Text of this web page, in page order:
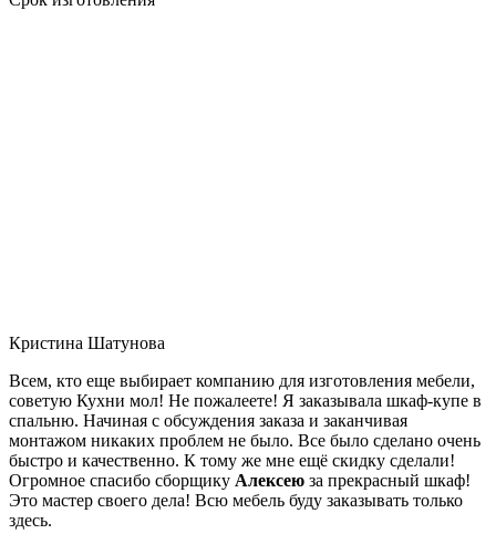
Кристина Шатунова
Всем, кто еще выбирает компанию для изготовления мебели,
советую Кухни мол! Не пожалеете! Я заказывала шкаф-купе в
спальню. Начиная с обсуждения заказа и заканчивая
монтажом никаких проблем не было. Все было сделано очень
быстро и качественно. К тому же мне ещё скидку сделали!
Огромное спасибо сборщику Алексею за прекрасный шкаф!
Это мастер своего дела! Всю мебель буду заказывать только
здесь.